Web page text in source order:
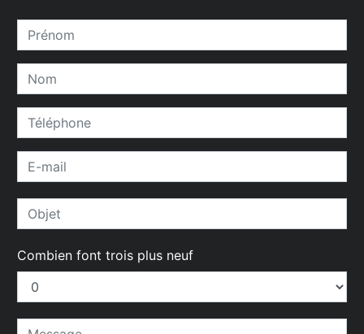
Combien font trois plus neuf